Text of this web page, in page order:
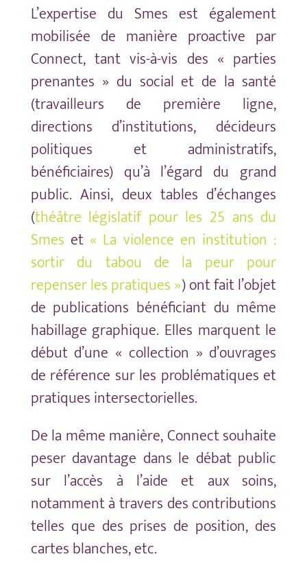
L’expertise du Smes est également
mobilisée de manière proactive par
Connect, tant vis-à-vis des « parties
prenantes » du social et de la santé
(travailleurs de première ligne,
directions d’institutions, décideurs
politiques et administratifs,
bénéficiaires) qu’à l’égard du grand
public. Ainsi, deux tables d’échanges
(théâtre législatif pour les 25 ans du
Smes et « La violence en institution :
sortir du tabou de la peur pour
repenser les pratiques ») ont fait l’objet
de publications bénéficiant du même
habillage graphique. Elles marquent le
début d’une « collection » d’ouvrages
de référence sur les problématiques et
pratiques intersectorielles.
De la même manière, Connect souhaite
peser davantage dans le débat public
sur l’accès à l’aide et aux soins,
notamment à travers des contributions
telles que des prises de position, des
cartes blanches, etc.